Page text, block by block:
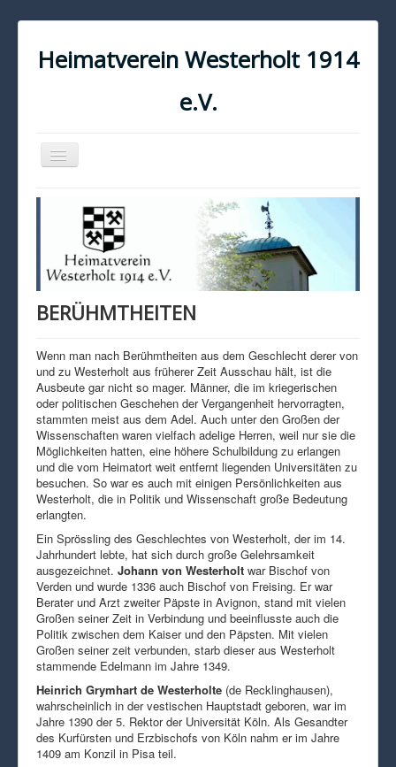
Heimatverein Westerholt 1914
e.V.
Navigation
an/aus
KONTAKT
IMPRESSUM
DATENSCHUTZ
BERÜHMTHEITEN
Wenn man nach Berühmtheiten aus dem Geschlecht derer von
und zu Westerholt aus früherer Zeit Ausschau hält, ist die
Ausbeute gar nicht so mager. Männer, die im kriegerischen
oder politischen Geschehen der Vergangenheit hervorragten,
stammten meist aus dem Adel. Auch unter den Großen der
Wissenschaften waren vielfach adelige Herren, weil nur sie die
Möglichkeiten hatten, eine höhere Schulbildung zu erlangen
und die vom Heimatort weit entfernt liegenden Universitäten zu
besuchen. So war es auch mit einigen Persönlichkeiten aus
Westerholt, die in Politik und Wissenschaft große Bedeutung
erlangten.
Ein Sprössling des Geschlechtes von Westerholt, der im 14.
Jahrhundert lebte, hat sich durch große Gelehrsamkeit
ausgezeichnet. Johann von Westerholt war Bischof von
Verden und wurde 1336 auch Bischof von Freising. Er war
Berater und Arzt zweiter Päpste in Avignon, stand mit vielen
Großen seiner Zeit in Verbindung und beeinflusste auch die
Politik zwischen dem Kaiser und den Päpsten. Mit vielen
Großen seiner zeit verbunden, starb dieser aus Westerholt
stammende Edelmann im Jahre 1349.
Heinrich Grymhart de Westerholte (de Recklinghausen),
wahrscheinlich in der vestischen Hauptstadt geboren, war im
Jahre 1390 der 5. Rektor der Universität Köln. Als Gesandter
des Kurfürsten und Erzbischofs von Köln nahm er im Jahre
1409 am Konzil in Pisa teil.